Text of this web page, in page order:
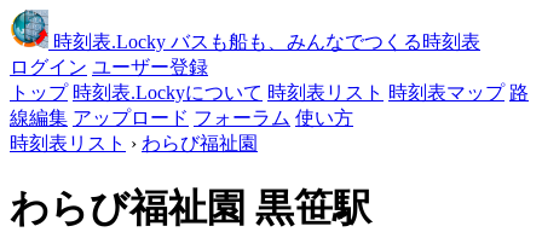
時刻表.Locky バスも船も、みんなでつくる時刻表
ログイン ユーザー登録
トップ 時刻表.Lockyについて 時刻表リスト 時刻表マップ 路
線編集 アップロード フォーラム 使い方
時刻表リスト › わらび福祉園
わらび福祉園 黒笹駅